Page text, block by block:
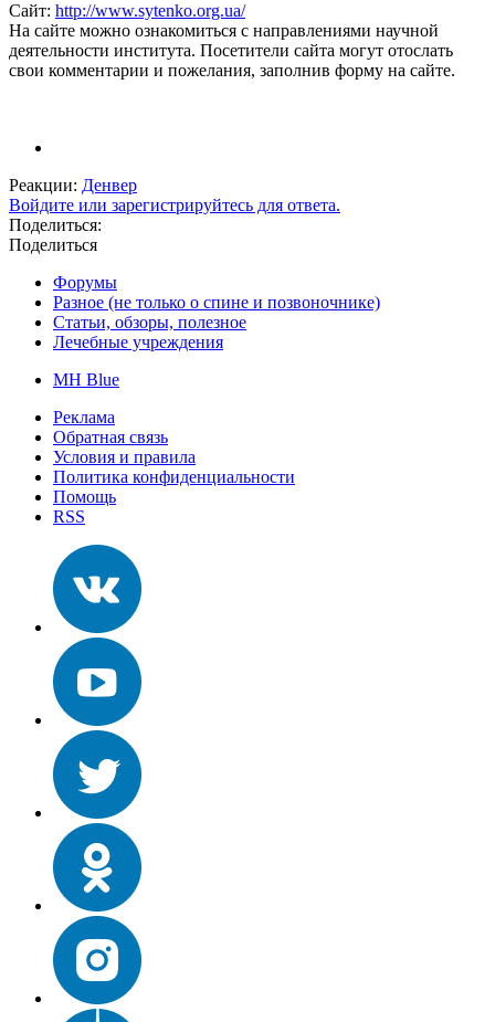
Сайт: http://www.sytenko.org.ua/
На сайте можно ознакомиться с направлениями научной
деятельности института. Посетители сайта могут отослать
свои комментарии и пожелания, заполнив форму на сайте.
Реакции: Денвер
Войдите или зарегистрируйтесь для ответа.
Поделиться:
Поделиться
Форумы
Разное (не только о спине и позвоночнике)
Статьи, обзоры, полезное
Лечебные учреждения
MH Blue
Реклама
Обратная связь
Условия и правила
Политика конфиденциальности
Помощь
RSS